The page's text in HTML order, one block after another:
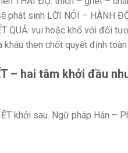
phát sinh LỜI NÓI – HÀNH
QUẢ: vui hoặc khổ với đối
khâu then chốt quyết định
– hai tâm khởi đầu
khởi sau. Ngữ pháp Hán –